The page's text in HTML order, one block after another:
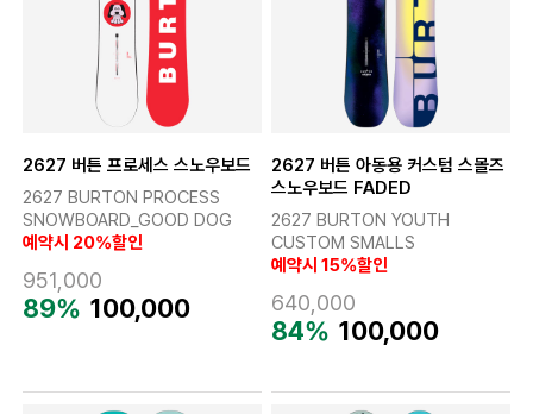
2627 버튼 프로세스 스노우보드
2627 BURTON PROCESS
SNOWBOARD_GOOD DOG
예약시 20%할인
951,000
89% 100,000
2627 버튼 아동용 커스텀 스몰즈
스노우보드 FADED
2627 BURTON YOUTH
CUSTOM SMALLS
예약시 15%할인
640,000
84% 100,000